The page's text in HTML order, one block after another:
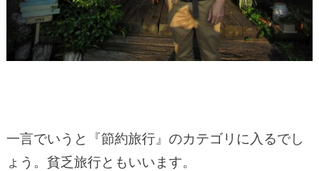
一言でいうと『節約旅行』のカテゴリに入るでし
ょう。貧乏旅行ともいいます。